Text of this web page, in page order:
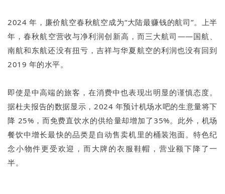
2024 年，廉价航空春秋航空成为“大陆最赚钱的航司”。上半
年，春秋航空营收与净利润创新高，而三大航司——国航、
南航和东航还没有扭亏，吉祥与华夏航空的利润也没有回到
2019 年的水平。
即使是中高端的旅客，在消费中也表现出明显的谨慎态度。
据杜夫报告的数据显示，2024 年预计机场水吧的生意量将下
降 25%，而免费直饮水的供给量却增加了35%。此外，机场
餐饮中增长最快的品类是自动售卖机里的桶装泡面。特色纪
念小物件更受欢迎，而大牌的衣服鞋帽，营业额下降了一
半。